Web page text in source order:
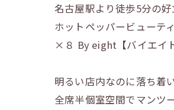
名古屋駅より徒歩5分の
ホットペッパービューテ
×８ By eight【バイエイト
明るい店内なのに落ち着
全席半個室空間でマンツ